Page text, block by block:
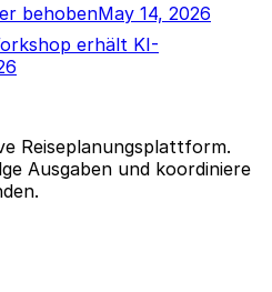
behobenMay 14, 2026
erhält KI-
Reiseplanungsplattform.
Ausgaben und koordiniere